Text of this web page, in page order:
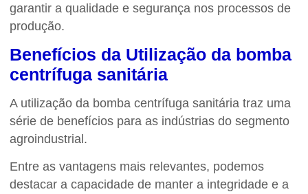
garantir a qualidade e segurança nos processos de
produção.
Benefícios da Utilização da bomba
centrífuga sanitária
A utilização da bomba centrífuga sanitária traz uma
série de benefícios para as indústrias do segmento
agroindustrial.
Entre as vantagens mais relevantes, podemos
destacar a capacidade de manter a integridade e a